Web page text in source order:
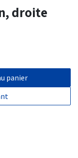
droite
panier